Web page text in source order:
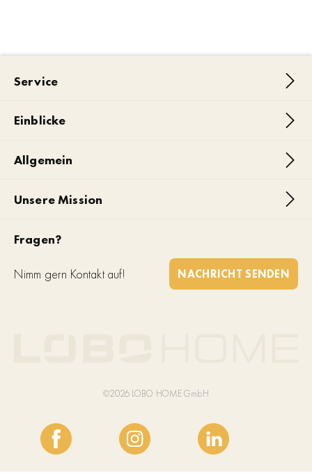
Service
Einblicke
Allgemein
Unsere Mission
Fragen?
Nimm gern Kontakt auf! NACHRICHT SENDEN
©2026 LOBO HOME GmbH